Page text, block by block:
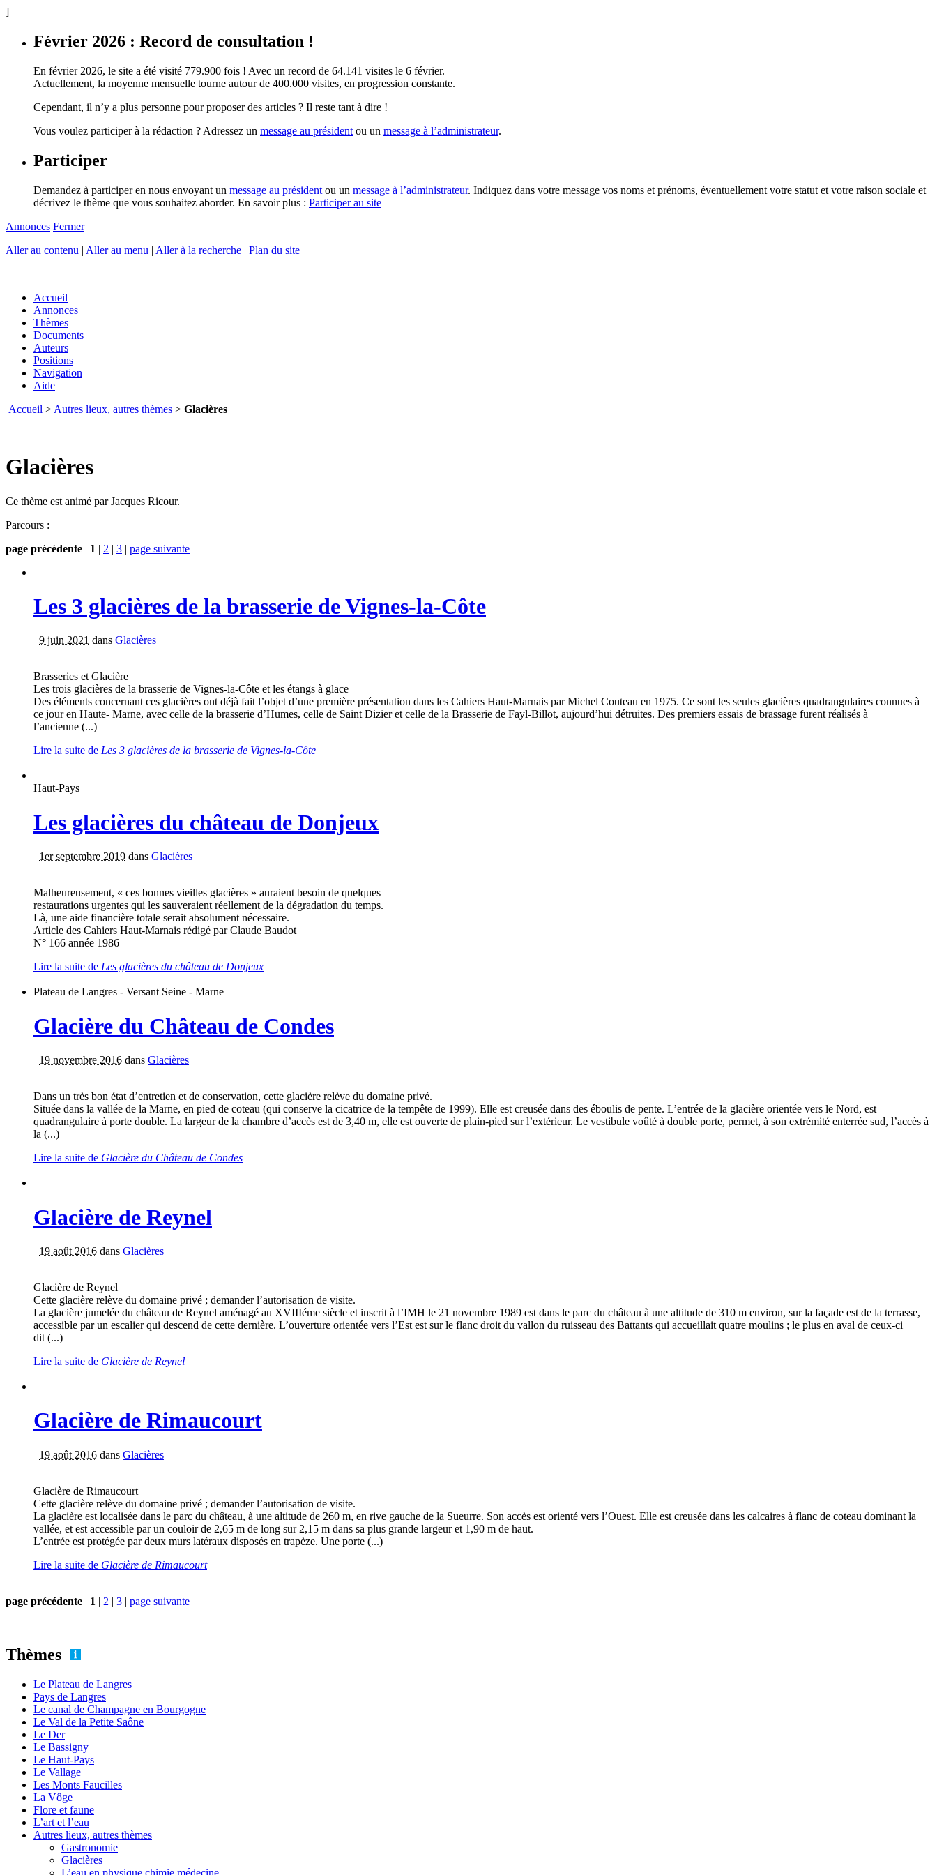
]
Février 2026 : Record de consultation !
En février 2026, le site a été visité 779.900 fois ! Avec un record de 64.141 visites le 6 février.
Actuellement, la moyenne mensuelle tourne autour de 400.000 visites, en progression constante.
Cependant, il n’y a plus personne pour proposer des articles ? Il reste tant à dire !
Vous voulez participer à la rédaction ? Adressez un message au président ou un message à l’administrateur.
Participer
Demandez à participer en nous envoyant un message au président ou un message à l’administrateur. Indiquez dans votre message vos noms et prénoms, éventuellement votre statut et votre raison sociale et
décrivez le thème que vous souhaitez aborder. En savoir plus : Participer au site
Annonces Fermer
Aller au contenu | Aller au menu | Aller à la recherche | Plan du site
Accueil
Annonces
Thèmes
Documents
Auteurs
Positions
Navigation
Aide
Accueil > Autres lieux, autres thèmes > Glacières
Glacières
Ce thème est animé par Jacques Ricour.
Parcours :
page précédente | 1 | 2 | 3 | page suivante
Les 3 glacières de la brasserie de Vignes-la-Côte
9 juin 2021 dans Glacières
Brasseries et Glacière
Les trois glacières de la brasserie de Vignes-la-Côte et les étangs à glace
Des éléments concernant ces glacières ont déjà fait l’objet d’une première présentation dans les Cahiers Haut-Marnais par Michel Couteau en 1975. Ce sont les seules glacières quadrangulaires connues à
ce jour en Haute- Marne, avec celle de la brasserie d’Humes, celle de Saint Dizier et celle de la Brasserie de Fayl-Billot, aujourd’hui détruites. Des premiers essais de brassage furent réalisés à
l’ancienne (...)
Lire la suite de Les 3 glacières de la brasserie de Vignes-la-Côte
Haut-Pays
Les glacières du château de Donjeux
1er septembre 2019 dans Glacières
Malheureusement, « ces bonnes vieilles glacières » auraient besoin de quelques
restaurations urgentes qui les sauveraient réellement de la dégradation du temps.
Là, une aide financière totale serait absolument nécessaire.
Article des Cahiers Haut-Marnais rédigé par Claude Baudot
N° 166 année 1986
Lire la suite de Les glacières du château de Donjeux
Plateau de Langres - Versant Seine - Marne
Glacière du Château de Condes
19 novembre 2016 dans Glacières
Dans un très bon état d’entretien et de conservation, cette glacière relève du domaine privé.
Située dans la vallée de la Marne, en pied de coteau (qui conserve la cicatrice de la tempête de 1999). Elle est creusée dans des éboulis de pente. L’entrée de la glacière orientée vers le Nord, est
quadrangulaire à porte double. La largeur de la chambre d’accès est de 3,40 m, elle est ouverte de plain-pied sur l’extérieur. Le vestibule voûté à double porte, permet, à son extrémité enterrée sud, l’accès à
la (...)
Lire la suite de Glacière du Château de Condes
Glacière de Reynel
19 août 2016 dans Glacières
Glacière de Reynel
Cette glacière relève du domaine privé ; demander l’autorisation de visite.
La glacière jumelée du château de Reynel aménagé au XVIIIéme siècle et inscrit à l’IMH le 21 novembre 1989 est dans le parc du château à une altitude de 310 m environ, sur la façade est de la terrasse,
accessible par un escalier qui descend de cette dernière. L’ouverture orientée vers l’Est est sur le flanc droit du vallon du ruisseau des Battants qui accueillait quatre moulins ; le plus en aval de ceux-ci
dit (...)
Lire la suite de Glacière de Reynel
Glacière de Rimaucourt
19 août 2016 dans Glacières
Glacière de Rimaucourt
Cette glacière relève du domaine privé ; demander l’autorisation de visite.
La glacière est localisée dans le parc du château, à une altitude de 260 m, en rive gauche de la Sueurre. Son accès est orienté vers l’Ouest. Elle est creusée dans les calcaires à flanc de coteau dominant la
vallée, et est accessible par un couloir de 2,65 m de long sur 2,15 m dans sa plus grande largeur et 1,90 m de haut.
L’entrée est protégée par deux murs latéraux disposés en trapèze. Une porte (...)
Lire la suite de Glacière de Rimaucourt
page précédente | 1 | 2 | 3 | page suivante
Thèmes
Le Plateau de Langres
Pays de Langres
Le canal de Champagne en Bourgogne
Le Val de la Petite Saône
Le Der
Le Bassigny
Le Haut-Pays
Le Vallage
Les Monts Faucilles
La Vôge
Flore et faune
L’art et l’eau
Autres lieux, autres thèmes
Gastronomie
Glacières
L’eau en physique chimie médecine